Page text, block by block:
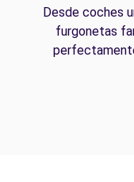
Desde coches
furgonetas